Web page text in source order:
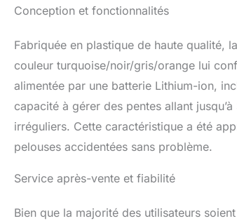
Conception et fonctionnalités
Fabriquée en plastique de haute qualité,
couleur turquoise/noir/gris/orange lui
alimentée par une batterie Lithium-ion,
capacité à gérer des pentes allant
irréguliers. Cette caractéristique a été
pelouses accidentées sans problème.
Service après-vente et fiabilité
Bien que la majorité des utilisateurs